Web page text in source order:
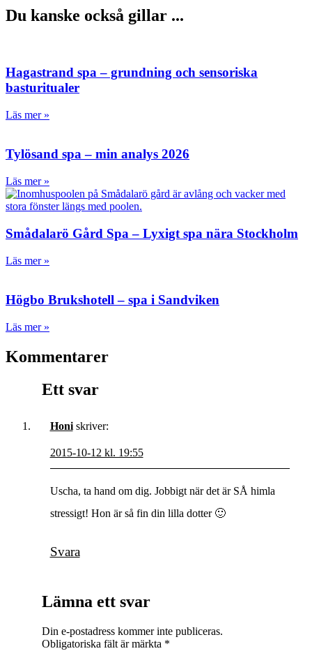
Du kanske också gillar ...
Hagastrand spa – grundning och sensoriska
basturitualer
Läs mer »
Tylösand spa – min analys 2026
Läs mer »
Smådalarö Gård Spa – Lyxigt spa nära Stockholm
Läs mer »
Högbo Brukshotell – spa i Sandviken
Läs mer »
Kommentarer
Ett svar
Honi skriver:
2015-10-12 kl. 19:55
Uscha, ta hand om dig. Jobbigt när det är SÅ himla
stressigt! Hon är så fin din lilla dotter 🙂
Svara
Lämna ett svar
Din e-postadress kommer inte publiceras.
Obligatoriska fält är märkta *